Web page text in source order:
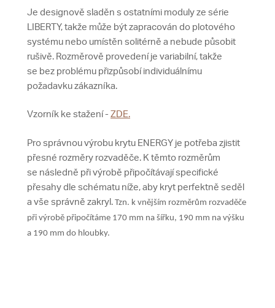
Je designově sladěn s ostatními moduly ze série
LIBERTY, takže může být zapracován do plotového
systému nebo umístěn solitérně a nebude působit
rušivě. Rozměrově provedení je variabilní, takže
se bez problému přizpůsobí individuálnímu
požadavku zákazníka.
Vzorník ke stažení - ZDE.
Pro správnou výrobu krytu ENERGY je potřeba zjistit
přesné rozměry rozvaděče. K těmto rozměrům
se následně při výrobě připočítávají specifické
přesahy dle schématu níže, aby kryt perfektně seděl
a vše správně zakryl. Tzn. k vnějším rozměrům rozvaděče
při výrobě připočítáme 170 mm na šířku, 190 mm na výšku
a 190 mm do hloubky.